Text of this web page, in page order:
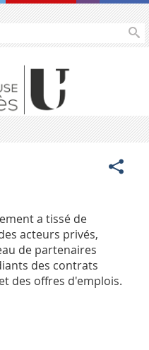
a tissé de
acteurs privés,
de partenaires
des contrats
des offres d'emplois.